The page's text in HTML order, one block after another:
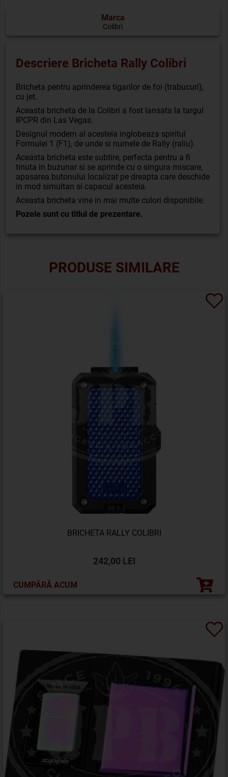
Marca
Colibri
Descriere Bricheta Rally Colibri
Bricheta pentru aprinderea tigarilor de foi (trabucuri),
cu jet.
Aceasta bricheta de la Colibri a fost lansata la targul
IPCPR din Las Vegas.
Designul modern al acesteia inglobeaza spiritul
Formulei 1 (F1), de unde si numele de Rally (raliu).
Aceasta bricheta este subtire, perfecta pentru a fi
tinuta in buzunar si se aprinde cu o singura miscare,
apasarea butonului localizat pe dreapta care deschide
in mod simultan si capacul acesteia.
Aceasta bricheta vine in mai multe culori disponibile.
Pozele sunt cu titlul de prezentare.
PRODUSE SIMILARE
BRICHETA RALLY COLIBRI
242,00 LEI
CUMPĂRĂ ACUM